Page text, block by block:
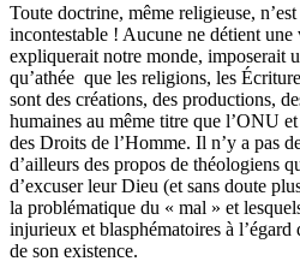
Toute doctrine, même religieuse,
incontestable ! Aucune ne détient
expliquerait notre monde, imposerait
qu’athée que les religions, les
sont des créations, des productions,
humaines au même titre que l’ONU
des Droits de l’Homme. Il n’y a pas
d’ailleurs des propos de théologiens
d’excuser leur Dieu (et sans doute
la problématique du « mal » et
injurieux et blasphématoires à
de son existence.